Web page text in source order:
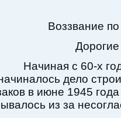
Воззвание
Дорогие
Начиная с 60-х
дело
в июне 1945
из за